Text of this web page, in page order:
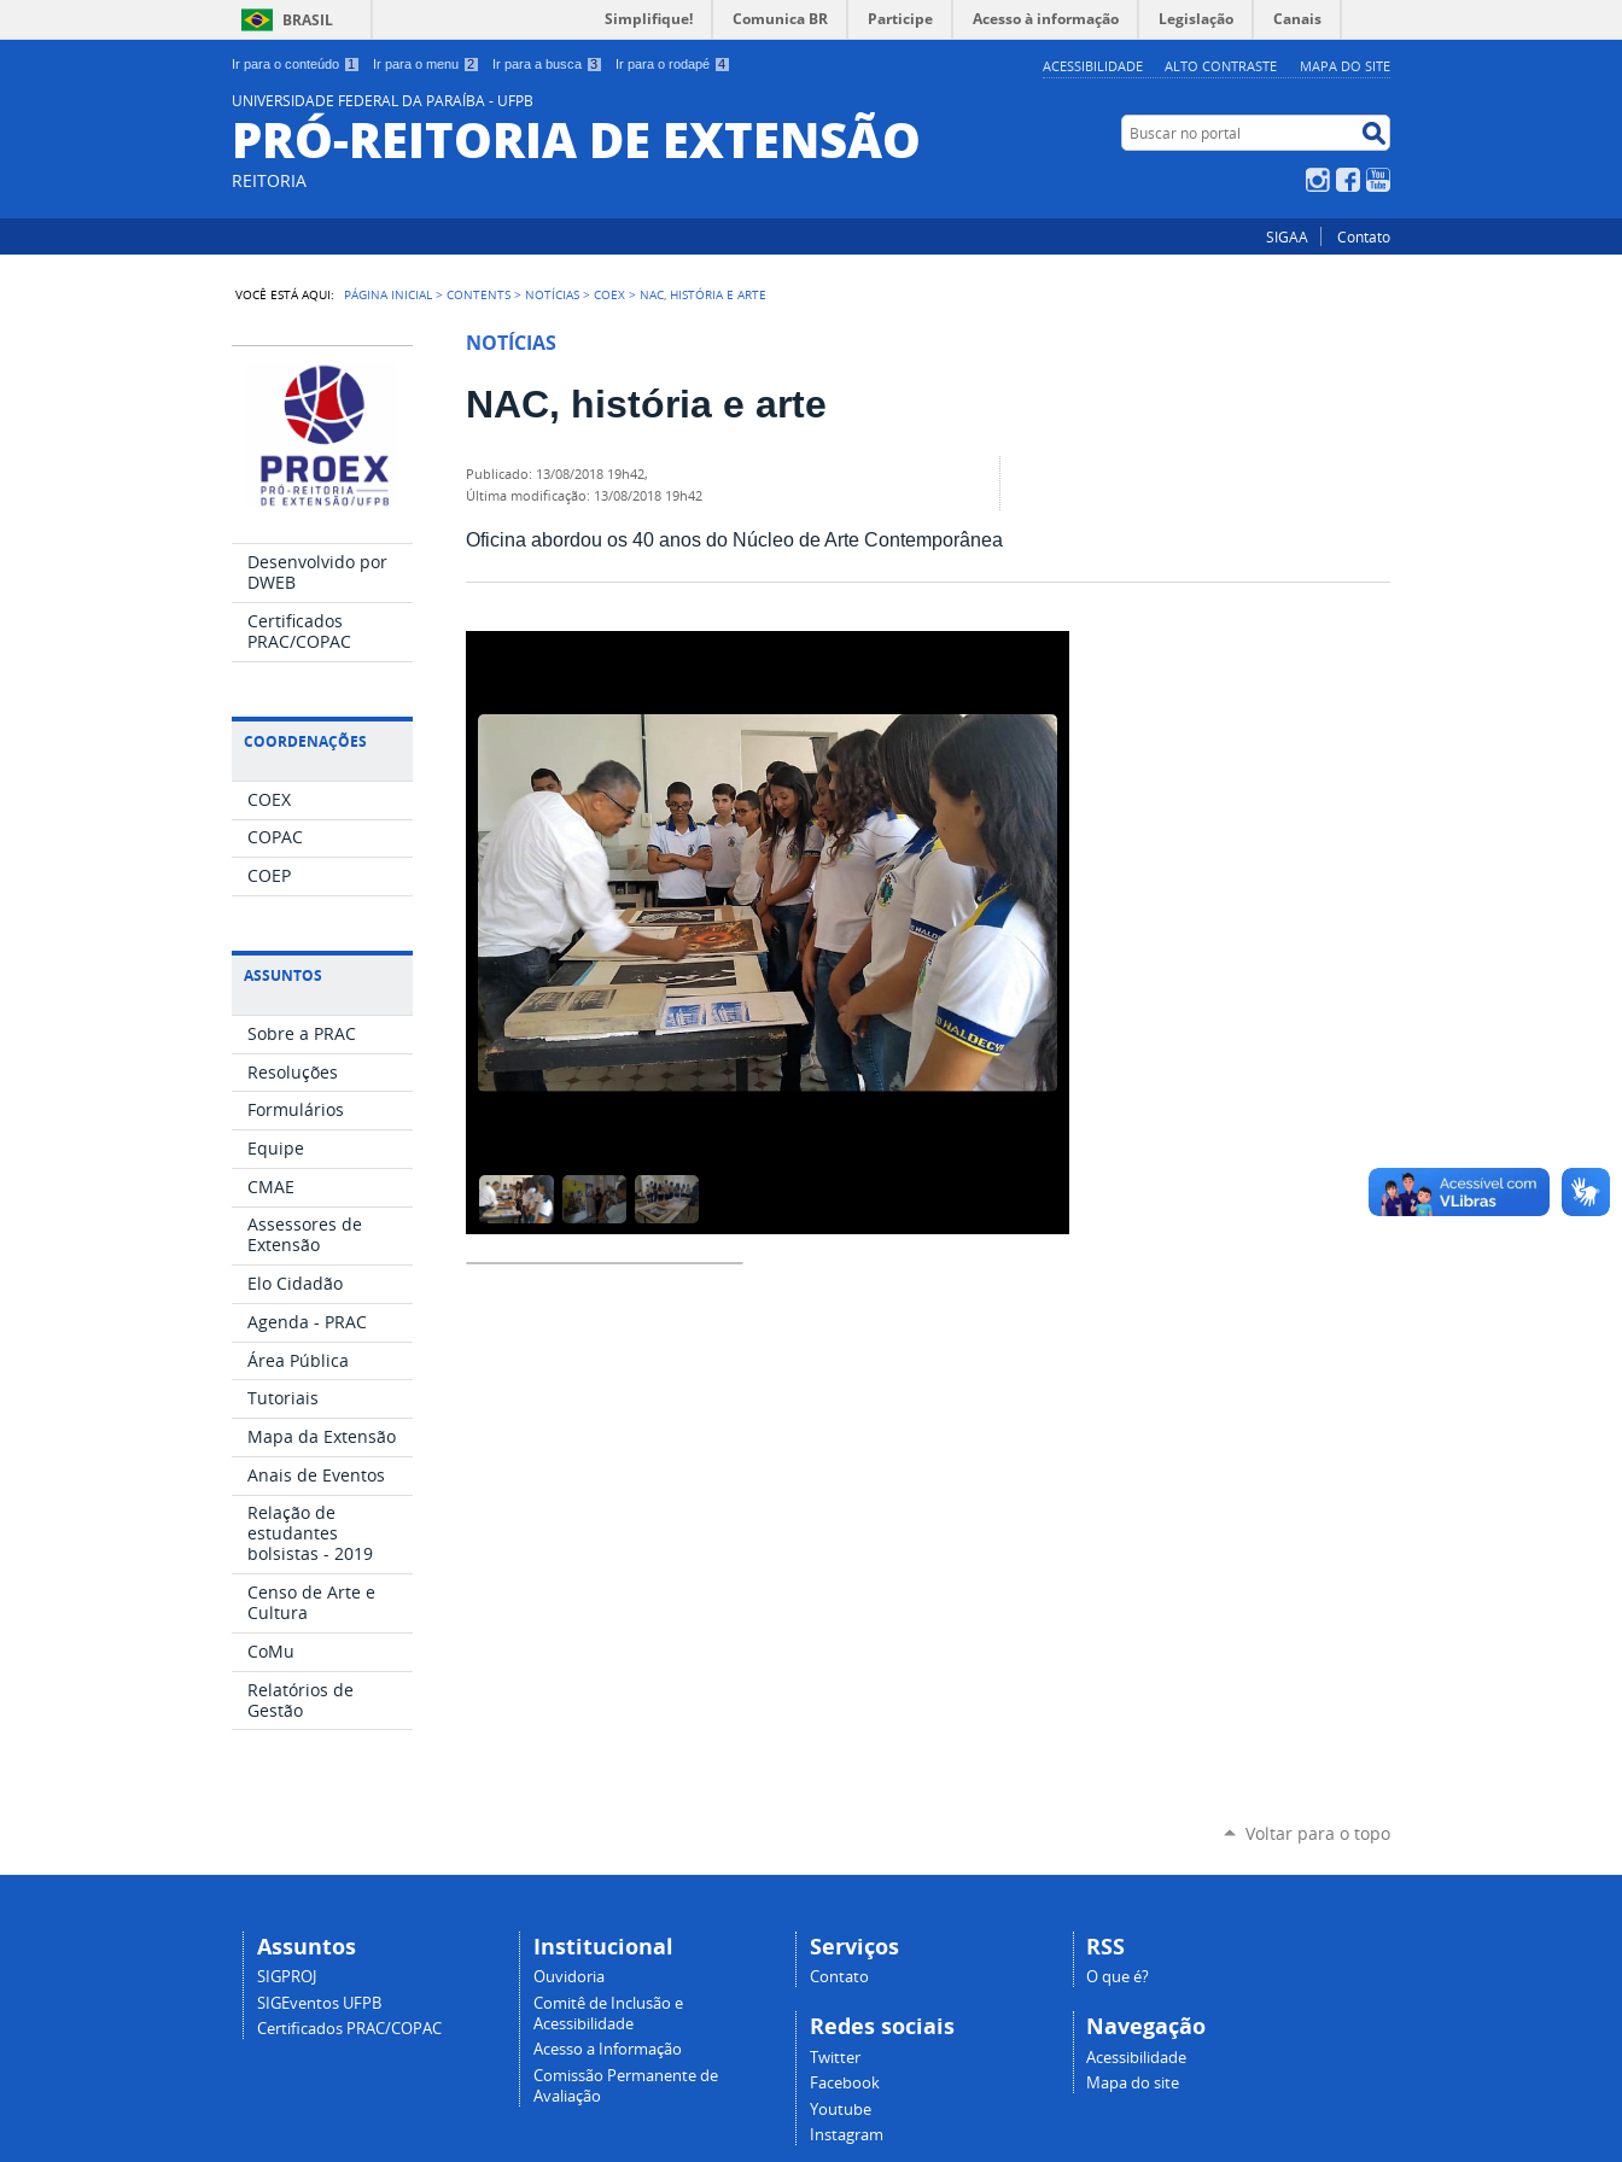
Ir para o conteúdo 1 Ir para o menu 2 Ir para a busca 3 Ir para o rodapé 4 ACESSIBILIDADE ALTO CONTRASTE MAPA DO SITE
BRASIL Simplifique! Comunica BR Participe Acesso à informação Legislação Canais
UNIVERSIDADE FEDERAL DA PARAÍBA - UFPB
PRÓ-REITORIA DE EXTENSÃO
REITORIA
Buscar no portal
InstagramFacebook
SIGAA Contato
VOCÊ ESTÁ AQUI: PÁGINA INICIAL >CONTENTS > NOTÍCIAS >COEX > NAC, HISTÓRIA E ARTE
Desenvolvido por
DWEB
Certificados
PRAC/COPAC
COORDENAÇÕES
COEX
COPAC
COEP
ASSUNTOS
Sobre a PRAC
Resoluções
Formulários
Equipe
CMAE
Assessores de
Extensão
Elo Cidadão
Agenda - PRAC
Área Pública
Tutoriais
Mapa da Extensão
Anais de Eventos
Relação de
estudantes
bolsistas - 2019
Censo de Arte e
Cultura
CoMu
Relatórios de
Gestão
NOTÍCIAS
NAC, história e arte
publicado: 13/08/2018 19h42,
última modificação: 13/08/2018 19h42
Oficina abordou os 40 anos do Núcleo de Arte Contemporânea
Voltar para o topo
Assuntos
SIGPROJ
SIGEventos UFPB
Certificados PRAC/COPAC
Institucional
Ouvidoria
Comitê de Inclusão e
Acessibilidade
Acesso a Informação
Comissão Permanente de
Avaliação
Serviços
Contato
Redes sociais
Twitter
Facebook
Youtube
Instagram
RSS
O que é?
Navegação
Acessibilidade
Mapa do site